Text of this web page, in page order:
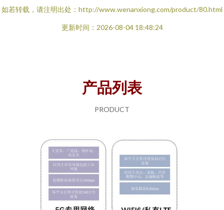
如若转载，请注明出处：http://www.wenanxiong.com/product/80.html
更新时间：2026-08-04 18:48:24
产品列表
PRODUCT